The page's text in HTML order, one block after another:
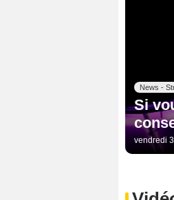
News -
Si
vendredi